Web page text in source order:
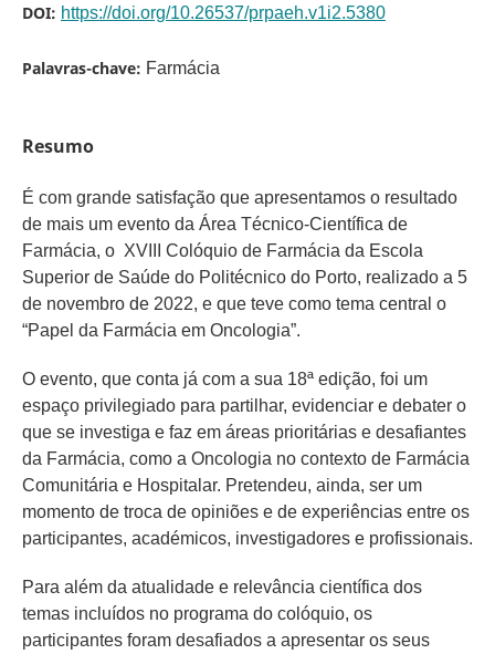
DOI: https://doi.org/10.26537/prpaeh.v1i2.5380
Palavras-chave: Farmácia
Resumo
É com grande satisfação que apresentamos o resultado
de mais um evento da Área Técnico-Científica de
Farmácia, o XVIII Colóquio de Farmácia da Escola
Superior de Saúde do Politécnico do Porto, realizado a 5
de novembro de 2022, e que teve como tema central o
“Papel da Farmácia em Oncologia”.
O evento, que conta já com a sua 18ª edição, foi um
espaço privilegiado para partilhar, evidenciar e debater o
que se investiga e faz em áreas prioritárias e desafiantes
da Farmácia, como a Oncologia no contexto de Farmácia
Comunitária e Hospitalar. Pretendeu, ainda, ser um
momento de troca de opiniões e de experiências entre os
participantes, académicos, investigadores e profissionais.
Para além da atualidade e relevância científica dos
temas incluídos no programa do colóquio, os
participantes foram desafiados a apresentar os seus